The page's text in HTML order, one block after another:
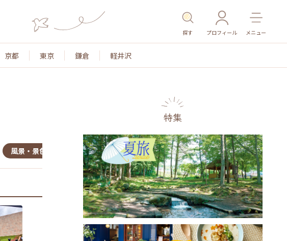
探す プロフィール メニュー
京都 東京 鎌倉 軽井沢
風景・景色 名所・旧跡 温泉・スパ その他施設 ごはん
特集